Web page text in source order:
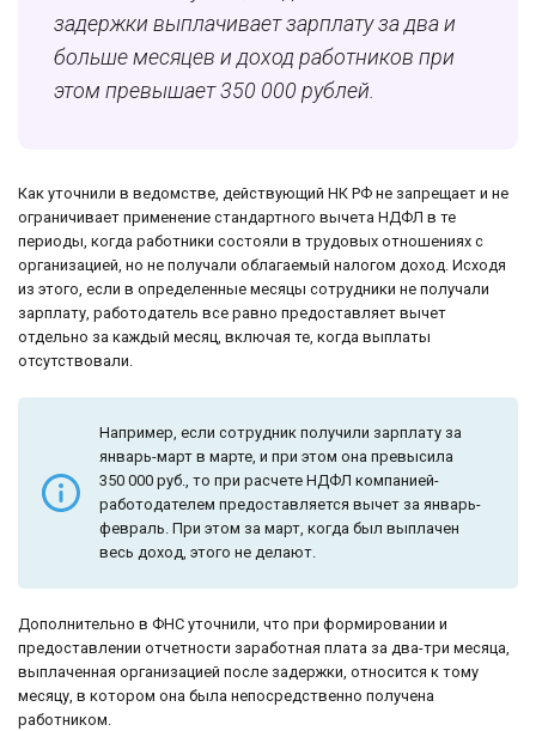
задержки выплачивает зарплату за два и
больше месяцев и доход работников при
этом превышает 350 000 рублей.
Как уточнили в ведомстве, действующий НК РФ не запрещает и не
ограничивает применение стандартного вычета НДФЛ в те
периоды, когда работники состояли в трудовых отношениях с
организацией, но не получали облагаемый налогом доход. Исходя
из этого, если в определенные месяцы сотрудники не получали
зарплату, работодатель все равно предоставляет вычет
отдельно за каждый месяц, включая те, когда выплаты
отсутствовали.
Например, если сотрудник получили зарплату за
январь-март в марте, и при этом она превысила
350 000 руб., то при расчете НДФЛ компанией-
работодателем предоставляется вычет за январь-
февраль. При этом за март, когда был выплачен
весь доход, этого не делают.
Дополнительно в ФНС уточнили, что при формировании и
предоставлении отчетности заработная плата за два-три месяца,
выплаченная организацией после задержки, относится к тому
месяцу, в котором она была непосредственно получена
работником.